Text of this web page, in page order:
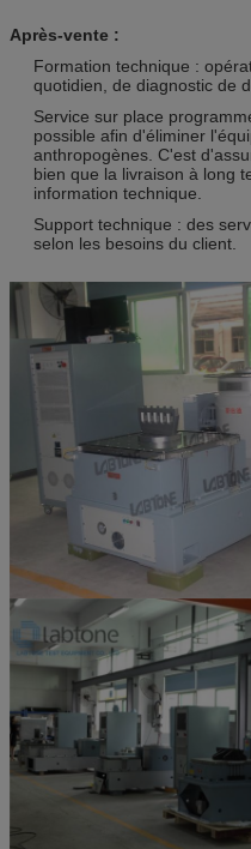
Après-vente :
Formation technique :
quotidien, de diagnostic de
Service sur place
possible afin d'éliminer
anthropogènes. C'est
bien que la livraison à long
information technique.
Support technique : des
selon les besoins du client.